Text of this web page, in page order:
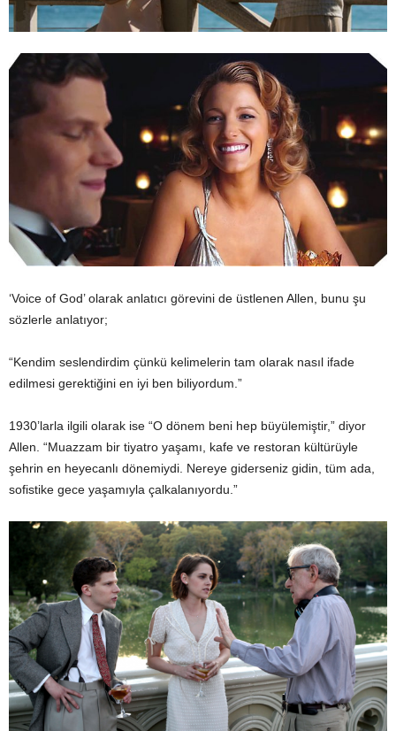
‘Voice of God’ olarak anlatıcı görevini de üstlenen Allen, bunu şu
sözlerle anlatıyor;
“Kendim seslendirdim çünkü kelimelerin tam olarak nasıl ifade
edilmesi gerektiğini en iyi ben biliyordum.”
1930’larla ilgili olarak ise “O dönem beni hep büyülemiştir,” diyor
Allen. “Muazzam bir tiyatro yaşamı, kafe ve restoran kültürüyle
şehrin en heyecanlı dönemiydi. Nereye giderseniz gidin, tüm ada,
sofistike gece yaşamıyla çalkalanıyordu.”